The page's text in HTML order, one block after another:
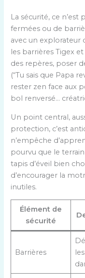
La sécurité, ce
fermées ou de
avec un explorateur
les barrières Tigex
des repères, poser
(“Tu sais que Papa
rester zen face aux
bol renversé…
Un point central,
protection, c’est
n’empêche
pourvu que le
tapis d’éveil bien
d’encourager la
inutiles.
Élément de
sécurité
Barrières